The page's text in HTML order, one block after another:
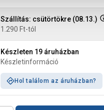
Szállítás: csütörtökre (08.13.)
1.290 Ft-tól
Készleten 19 áruházban
Készletinformáció
Hol találom az áruházban?